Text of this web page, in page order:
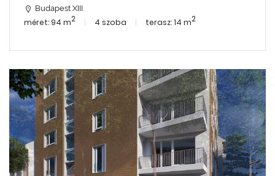
Budapest XIII.
méret: 94 m2 4 szoba terasz: 14 m2